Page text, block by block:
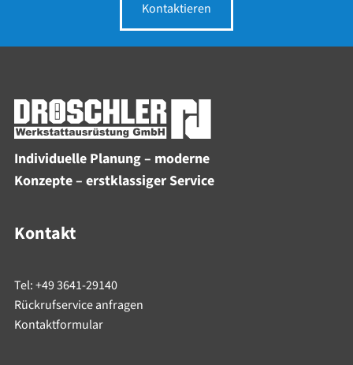
Kontaktieren
Individuelle Planung – moderne
Konzepte – erstklassiger Service
Kontakt
Tel: +49 3641-29140
Rückrufservice anfragen
Kontaktformular